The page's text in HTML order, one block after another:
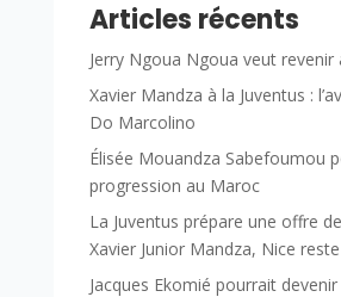
Articles récents
Jerry Ngoua Ngoua veut revenir
Xavier Mandza à la Juventus :
Do Marcolino
Élisée Mouandza Sabefoumou
progression au Maroc
La Juventus prépare une offre
Xavier Junior Mandza, Nice
Jacques Ekomié pourrait